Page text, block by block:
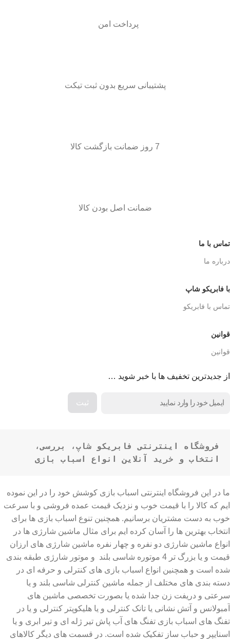
پرداخت امن
پشتیبانی سریع بدون ثبت تیکت
7 روز ضمانت بازگشت کالا
ضمانت اصل بودن کالا
تماس با ما
درباره ما
با فابریکو شاپ
تماس با فابریکو
قوانین
قوانین
از جدیدترین تخفیف ها با خبر شوید …
انتخاب و خرید آنلاین انواع اسباب بازی
ما در این فروشگاه اینترنتی اسباب بازی کوشش خود را در این نموده
ایم که کالا را با قیمت خوب و نزدیک قیمت عمده فروشی و با سرعت
خوب به دست مشتریان برسانیم. همچنین تنوع اسباب بازی ها برای
انتخاب بهترین ها را آسان کرده ایم برای مثال ماشین شارژی ها در
انواع ماشین شارژی دو نفره و چهار نفره ماشین شارژی های ارزان
قیمت و یا بزرگ تر 4 موتوره شاسی بلند و موتور شارژی طبقه بندی
شده است و همچنین انواع اسباب بازی های کنترلی و حرفه ای در
دسته بندی های مختلف از جمله ماشین کنترلی شاسی بلند و یا
سرعتی و دریفت زن جدا شده یا بصورت تخصصی ماشین های
آمبولانس و آتش نشانی یا تانک کنترلی و یا هلیکوپتر کنترلی و یا در
تفنگ های اسباب بازی تفنگ های آب پاش تیر ژله ای و تیر ابری و یا
اسنایپر و حباب ساز تفکیک شده است. در قسمت های دیگر کالاهای